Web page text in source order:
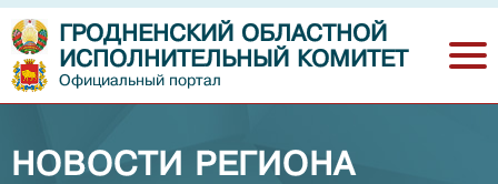
ГРОДНЕНСКИЙ ОБЛАСТНОЙ
ИСПОЛНИТЕЛЬНЫЙ КОМИТЕТ
Официальный портал
НОВОСТИ РЕГИОНА